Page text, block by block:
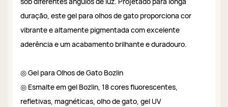
duração, este gel para olhos de gato proporciona cor
vibrante e altamente pigmentada com excelente
aderência e um acabamento brilhante e duradouro.
◎ Gel para Olhos de Gato Bozlin
◎ Esmalte em gel Bozlin, 18 cores fluorescentes,
refletivas, magnéticas, olho de gato, gel UV